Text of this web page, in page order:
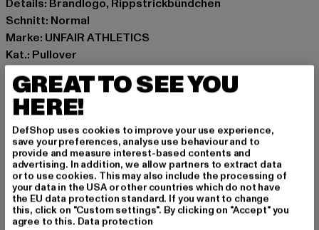
Details: Brandlogo, Rippstrickbündchen
Schnitt: Normal
Marke: UNFAIR ATHLETICS
Kat.: Pullover
Farbe: violet
Hersteller Farbe: lavender
Materialzusammensetzung: 67% Baumwolle, 33%
Polyester
Art.Nr: UNFR26-009-00928
Hersteller: UTEX GmbH |info@unfairathletics.com
Tulbeckstraße 32 | 80339 München | DE
GREAT TO SEE YOU
HERE!
DefShop uses cookies to improve your use experience,
save your preferences, analyse use behaviour and to
provide and measure interest-based contents and
advertising. In addition, we allow partners to extract data
or to use cookies. This may also include the processing of
your data in the USA or other countries which do not have
the EU data protection standard. If you want to change
this, click on "Custom settings". By clicking on "Accept" you
agree to this. Data protection